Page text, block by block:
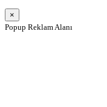
×
Popup Reklam Alanı